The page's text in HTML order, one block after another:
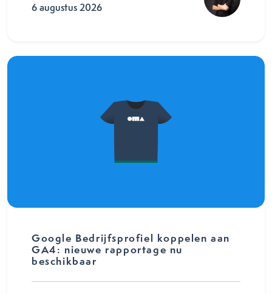
6 augustus 2026
Google Bedrijfsprofiel koppelen aan
GA4: nieuwe rapportage nu
beschikbaar